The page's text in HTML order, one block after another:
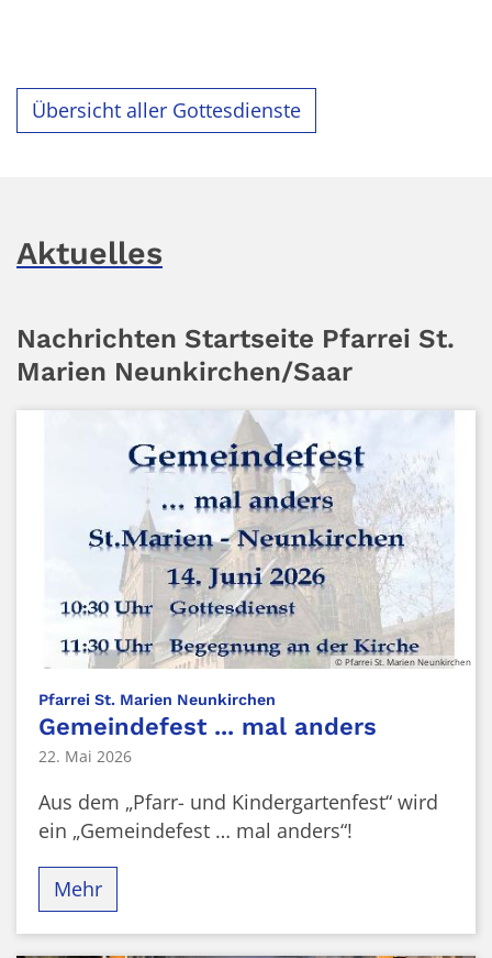
Übersicht aller Gottesdienste
Aktuelles
Nachrichten Startseite Pfarrei St.
Marien Neunkirchen/Saar
© Pfarrei St. Marien Neunkirchen
Pfarrei St. Marien Neunkirchen
Gemeindefest ... mal anders
22. Mai 2026
Aus dem „Pfarr- und Kindergartenfest“ wird
ein „Gemeindefest … mal anders“!
Mehr